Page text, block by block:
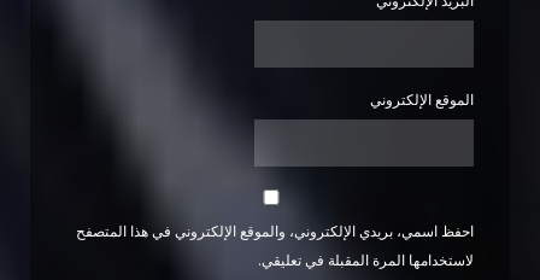
الموقع الإلكتروني
احفظ اسمي، بريدي الإلكتروني، والموقع الإلكتروني في هذا المتصفح
لاستخدامها المرة المقبلة في تعليقي.